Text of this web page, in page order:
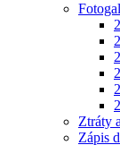
Ztráty
Zápis